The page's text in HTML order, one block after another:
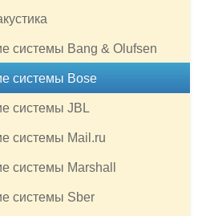
системы Bang & Olufsen
системы Bose
системы JBL
системы Mail.ru
системы Marshall
системы Sber